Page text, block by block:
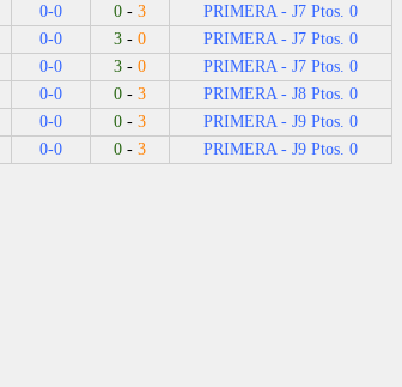
0-0 0 - 3
PRIMERA - J7 Ptos. 0
0-0 3 - 0
PRIMERA - J7 Ptos. 0
0-0 3 - 0
PRIMERA - J7 Ptos. 0
0-0 0 - 3
PRIMERA - J8 Ptos. 0
0-0 0 - 3
PRIMERA - J9 Ptos. 0
0-0 0 - 3 PRIMERA - J9 Ptos. 0